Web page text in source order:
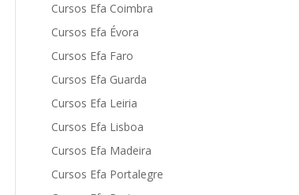
Cursos Efa Coimbra
Cursos Efa Évora
Cursos Efa Faro
Cursos Efa Guarda
Cursos Efa Leiria
Cursos Efa Lisboa
Cursos Efa Madeira
Cursos Efa Portalegre